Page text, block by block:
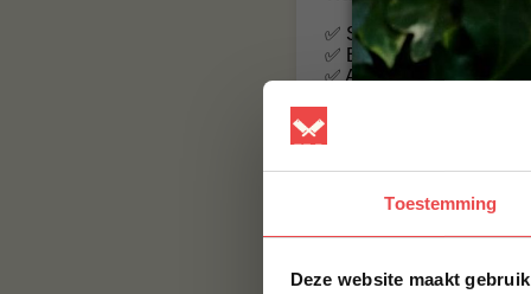
Toestemming
Deze website maakt
✅ Supersnel bestellen
✅ Exclusieve deals –
✅ Altijd de nieuwste